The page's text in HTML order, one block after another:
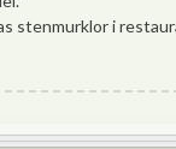
stenmurklor i